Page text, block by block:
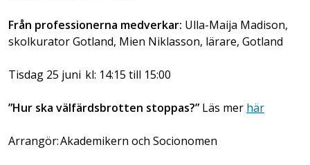
Från professionerna medverkar: Ulla-Maija Madison,
skolkurator Gotland, Mien Niklasson, lärare, Gotland
Tisdag 25 juni kl: 14:15 till 15:00
”Hur ska välfärdsbrotten stoppas?” Läs mer här
Arrangör: Akademikern och Socionomen